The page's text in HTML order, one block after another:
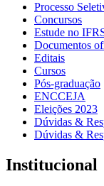
Processo
Concursos
Estude no
Documentos
Editais
Cursos
Pós-graduação
ENCCEJA
Eleições 2023
Dúvidas &
Dúvidas &
Institucional